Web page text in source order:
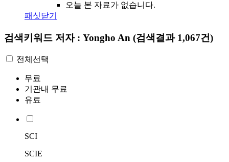
오늘 본 자료가 없습니다.
패싯닫기
검색키워드 저자 : Yongho An (검색결과 1,067건)
전체선택
무료
기관내 무료
유료
SCI
SCIE